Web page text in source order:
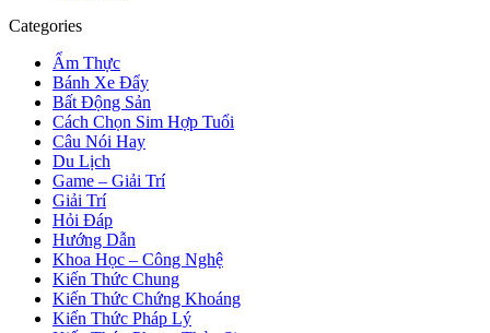
Categories
Ẩm Thực
Bánh Xe Đẩy
Bất Động Sản
Cách Chọn Sim Hợp Tuổi
Câu Nói Hay
Du Lịch
Game – Giải Trí
Giải Trí
Hỏi Đáp
Hướng Dẫn
Khoa Học – Công Nghệ
Kiến Thức Chung
Kiến Thức Chứng Khoáng
Kiến Thức Pháp Lý